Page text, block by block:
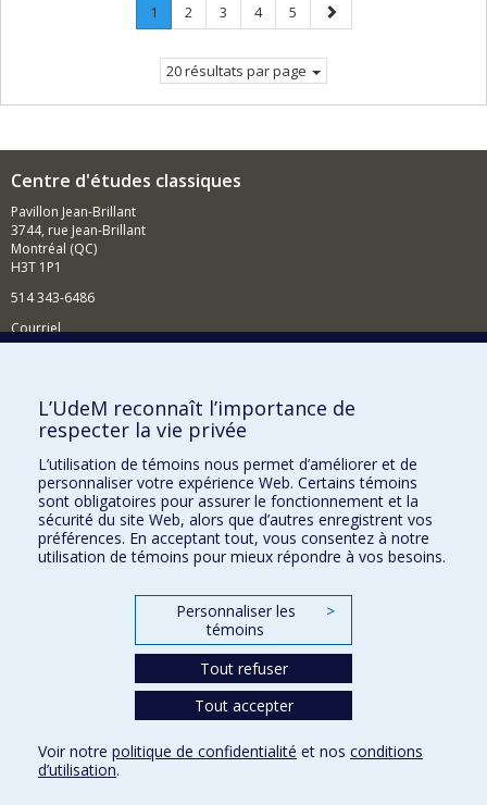
Page
1
Page
Page
2 Page
3 Page
4 Page
5
Page
suivante
20 résultats par page
Centre d'études classiques
Pavillon Jean-Brillant
3744, rue Jean-Brillant
Montréal (QC)
H3T 1P1
514 343-6486
Courriel
Comment soutenir le Centre?
BESOIN D'AIDE?
Plan du site
Signaler une erreur
Accessibilité
FACULTÉ DES ARTS ET DES SCIENCES
Nos départements et écoles
Conditions d’utilisation
L’UdeM reconnaît l’importance de
respecter la vie privée
L’utilisation de témoins nous permet d’améliorer et de
personnaliser votre expérience Web. Certains témoins
sont obligatoires pour assurer le fonctionnement et la
sécurité du site Web, alors que d’autres enregistrent vos
préférences. En acceptant tout, vous consentez à notre
utilisation de témoins pour mieux répondre à vos besoins.
Personnaliser les
témoins
>
Tout refuser
Tout accepter
Voir notre politique de confidentialité et nos conditions
d’utilisation.